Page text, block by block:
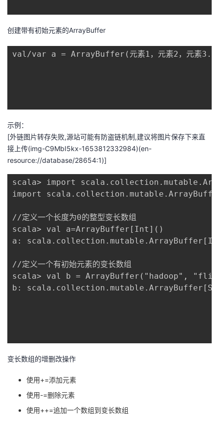
创建带有初始元素的ArrayBuffer
val/var a = ArrayBuffer(元素1，元素2，元素
示例：
[外链图片转存失败,源站可能有防盗链机制,建议将图片保存下来直
接上传(img-C9MbI5kx-1653812332984)(en-
resource://database/28654:1)]
scala> import
import
//定义一个长度为0的整型变长数组
scala> val a=ArrayBuffer[Int]()
a:
//定义一个有初始元素的变长数组
scala> val b = ArrayBuffer("hadoop",
b:
变长数组的增删改操作
使用+=添加元素
使用-=删除元素
使用++=追加一个数组到变长数组